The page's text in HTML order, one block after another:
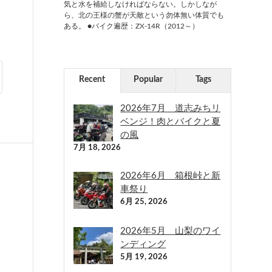
気と水を補給しなければならない。しかしなが
ら、北の王様の蟹が天敵という勿体無い体質でも
ある。 ●バイク遍歴：ZX-14R（2012～）
Recent Popular Tags
2026年7月 道志みちリ
ベンジ！肉とバイクと夏
の風
7月 18, 2026
2026年6月 箱根峠と新
車祭り
6月 25, 2026
2026年5月 山梨のワイ
ンディング
5月 19, 2026